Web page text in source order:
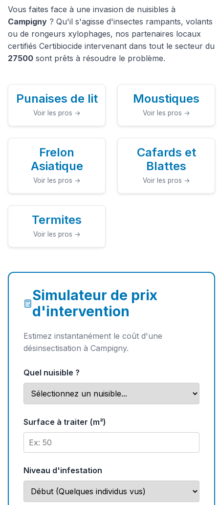
Vous faites face à une invasion de nuisibles à
Campigny ? Qu'il s'agisse d'insectes rampants, volants
ou de rongeurs xylophages, nos partenaires locaux
certifiés Certibiocide intervenant dans tout le secteur du
27500 sont prêts à résoudre le problème.
Punaises de lit
Voir les pros →
Moustiques
Voir les pros →
Frelon
Asiatique
Voir les pros →
Cafards et
Blattes
Voir les pros →
Termites
Voir les pros →
Simulateur de prix
d'intervention
Estimez instantanément le coût d'une
désinsectisation à Campigny.
Quel nuisible ?
Surface à traiter (m²)
Niveau d'infestation